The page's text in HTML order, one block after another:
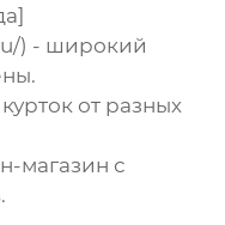
) - широкий
курток от разных
магазин с